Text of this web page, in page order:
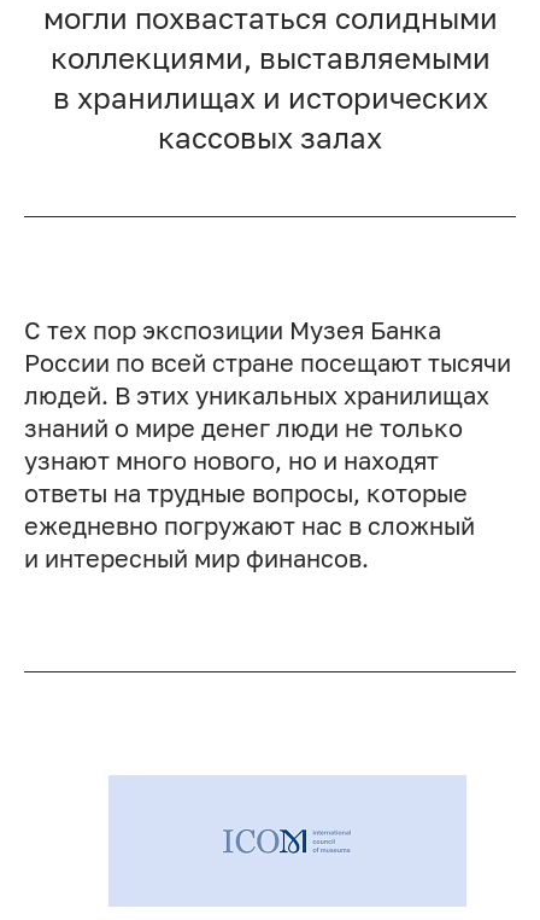
могли похвастаться солидными
коллекциями, выставляемыми
в хранилищах и исторических
кассовых залах
С тех пор экспозиции Музея Банка
России по всей стране посещают тысячи
людей. В этих уникальных хранилищах
знаний о мире денег люди не только
узнают много нового, но и находят
ответы на трудные вопросы, которые
ежедневно погружают нас в сложный
и интересный мир финансов.